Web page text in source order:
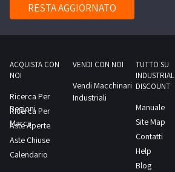
dei
inclusi
questo
lotto.Beni
venduti
all'accettazione
dell'Autorità
Il
1
per
visionare
l'elenco
lavoro
WINTEC,
Macchina
a
SODICK,
RESTA AGGIORNATO
ACQUISTA CON
NOI
Ricerca Per
Regioni
Ricerca Per
Marca
Aste Aperte
Aste Chiuse
Calendario
VENDI CON NOI
Vendi Macchinari
Industriali
TUTTO SU
INDUSTRIAL
DISCOUNT
Manuale
Site Map
Contatti
Help
Blog